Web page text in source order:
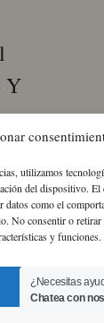
utilizamos
del dispositivo. El
datos como el
No consentir o
y funciones.
Aceptar
Y
¿Necesitas
Chatea con